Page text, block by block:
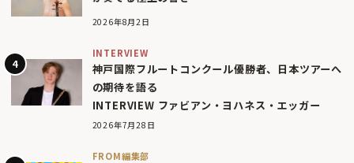
2026年8月2日
INTERVIEW
神戸国際フルートコンクール優勝者、日本ツアーへ
の期待を語る
INTERVIEW ファビアン・ヨハネス・エッガー
2026年7月28日
FROM編集部